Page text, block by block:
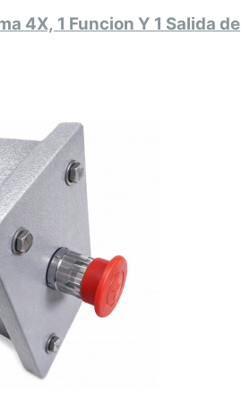
4X, 1 Funcion Y 1 Salida de